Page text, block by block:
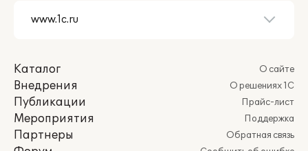
Каталог
Внедрения
Публикации
Мероприятия
Партнеры
О сайте
О решениях 1С
Прайс-лист
Поддержка
Обратная связь